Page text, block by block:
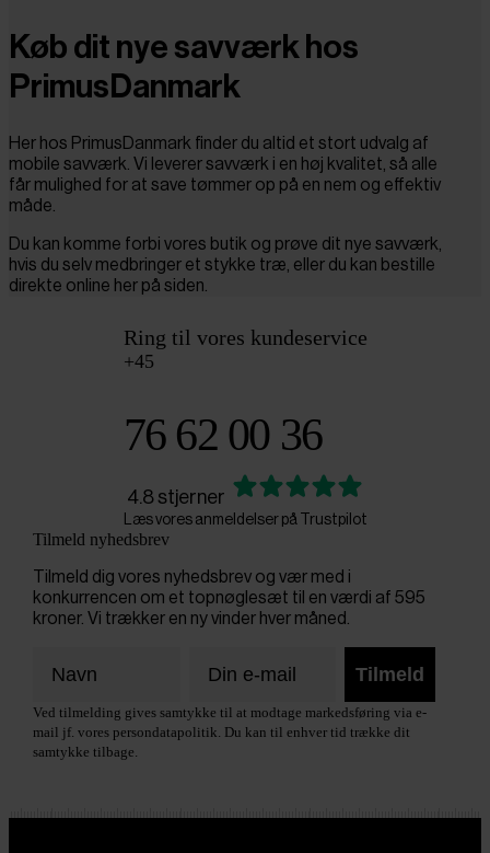
Køb dit nye savværk hos
PrimusDanmark
Her hos PrimusDanmark finder du altid et stort udvalg af
mobile savværk. Vi leverer savværk i en høj kvalitet, så alle
får mulighed for at save tømmer op på en nem og effektiv
måde.
Du kan komme forbi vores butik og prøve dit nye savværk,
hvis du selv medbringer et stykke træ, eller du kan bestille
direkte online her på siden.
Ring til vores kundeservice
+45
76 62 00 36
4.8 stjerner
Læs vores anmeldelser på Trustpilot
Tilmeld nyhedsbrev
Tilmeld dig vores nyhedsbrev og vær med i
konkurrencen om et topnøglesæt til en værdi af 595
kroner. Vi trækker en ny vinder hver måned.
Tilmeld
Ved tilmelding gives samtykke til at modtage markedsføring via e-
mail jf. vores persondatapolitik. Du kan til enhver tid trække dit
samtykke tilbage.